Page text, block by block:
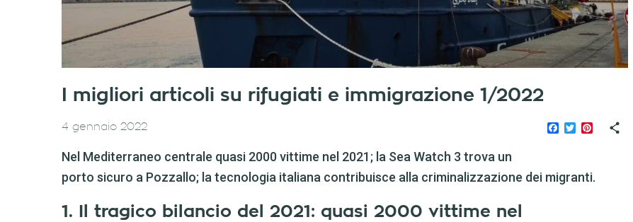
I migliori articoli su rifugiati e immigrazione 1/2022
Facebook
TwitterPinterest
4 gennaio 2022
Nel Mediterraneo centrale quasi 2000 vittime nel 2021; la Sea Watch 3 trova un
porto sicuro a Pozzallo; la tecnologia italiana contribuisce alla criminalizzazione dei migranti.
1. Il tragico bilancio del 2021: quasi 2000 vittime nel